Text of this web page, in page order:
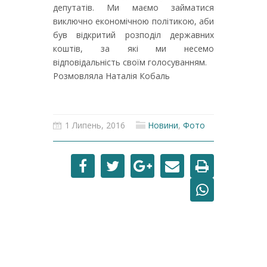
депутатів. Ми маємо займатися
виключно економічною політикою, аби
був відкритий розподіл державних
коштів, за які ми несемо
відповідальність своїм голосуванням.
Розмовляла Наталія Кобаль
1 Липень, 2016 Новини, Фото